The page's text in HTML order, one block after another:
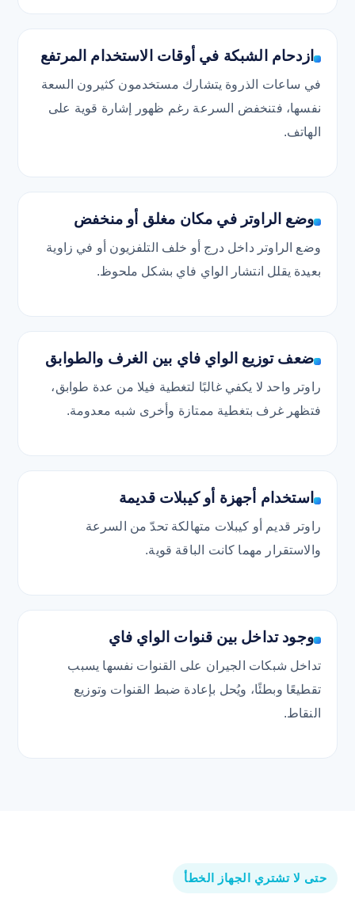
ازدحام الشبكة في أوقات الاستخدام المرتفع
في ساعات الذروة يتشارك مستخدمون كثيرون السعة
نفسها، فتنخفض السرعة رغم ظهور إشارة قوية على
الهاتف.
وضع الراوتر في مكان مغلق أو منخفض
وضع الراوتر داخل درج أو خلف التلفزيون أو في زاوية
بعيدة يقلل انتشار الواي فاي بشكل ملحوظ.
ضعف توزيع الواي فاي بين الغرف والطوابق
راوتر واحد لا يكفي غالبًا لتغطية فيلا من عدة طوابق،
فتظهر غرف بتغطية ممتازة وأخرى شبه معدومة.
استخدام أجهزة أو كيبلات قديمة
راوتر قديم أو كيبلات متهالكة تحدّ من السرعة
والاستقرار مهما كانت الباقة قوية.
وجود تداخل بين قنوات الواي فاي
تداخل شبكات الجيران على القنوات نفسها يسبب
تقطيعًا وبطئًا، ويُحل بإعادة ضبط القنوات وتوزيع
النقاط.
حتى لا تشتري الجهاز الخطأ